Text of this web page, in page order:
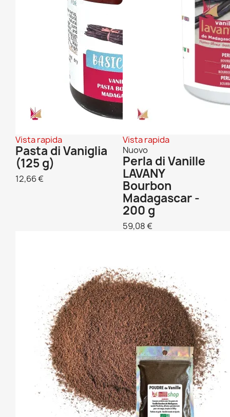
Vista rapida
Pasta di Vaniglia
(125 g)
12,66 €
Vista rapida
Nuovo
Perla di Vanille
LAVANY
Bourbon
Madagascar -
200 g
59,08 €